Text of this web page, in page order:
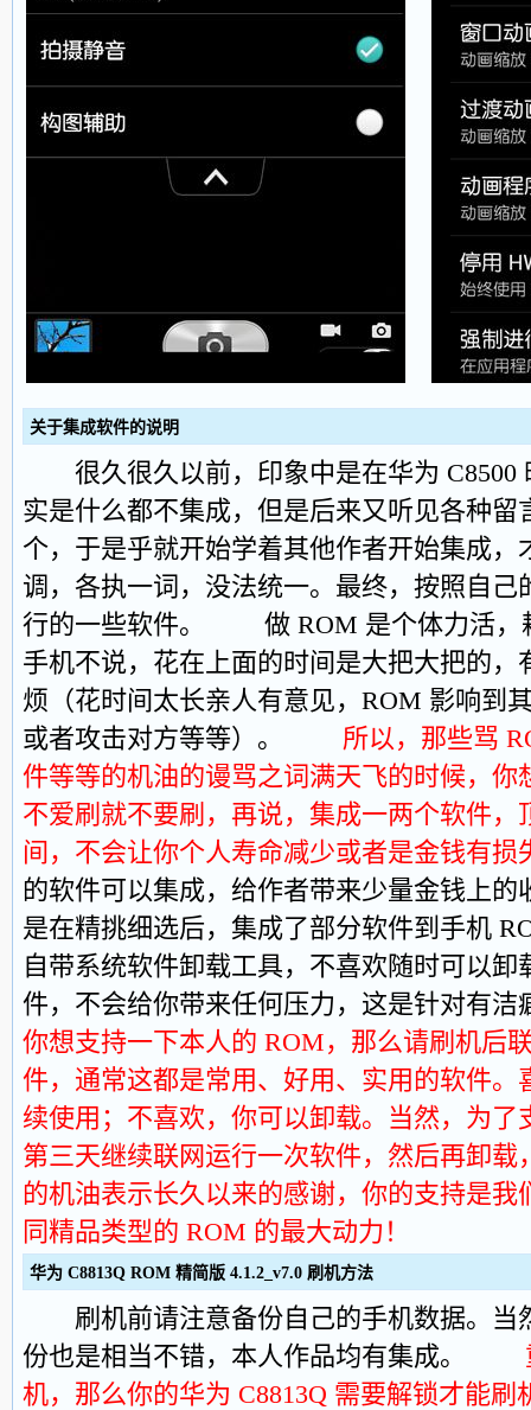
关于集成软件的说明
很久很久以前，印象中是在华为 C8500
实是什么都不集成，但是后来又听见各种留
个，于是乎就开始学着其他作者开始集成，
调，各执一词，没法统一。最终，按照自己
行的一些软件。 做 ROM 是个体力活，
手机不说，花在上面的时间是大把大把的，
烦（花时间太长亲人有意见，ROM 影响到
或者攻击对方等等）。 所以，那些骂
件等等的机油的谩骂之词满天飞的时候，你
不爱刷就不要刷，再说，集成一两个软件，
间，不会让你个人寿命减少或者是金钱有损
的软件可以集成，给作者带来少量金钱上的
是在精挑细选后，集成了部分软件到手机
自带系统软件卸载工具，不喜欢随时可以
件，不会给你带来任何压力，这是针对
你想支持一下本人的 ROM，那么请刷机后
件，通常这都是常用、好用、实用的软件。
续使用；不喜欢，你可以卸载。当然，为了
第三天继续联网运行一次软件，然后再卸载
的机油表示长久以来的感谢，你的支持是我
同精品类型的 ROM 的最大动力！
华为 C8813Q ROM 精简版 4.1.2_v7.0 刷机方法
刷机前请注意备份自己的手机数据。当
份也是相当不错，本人作品均有集成。
机，那么你的华为 C8813Q 需要解锁才能刷